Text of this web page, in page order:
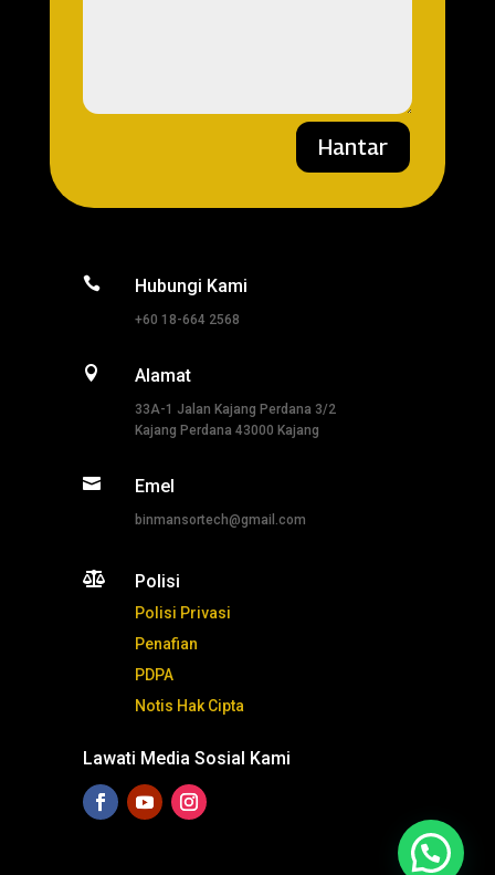
Hantar
 Hubungi Kami
+60 18-664 2568
 Alamat
33A-1 Jalan Kajang Perdana 3/2
Kajang Perdana 43000 Kajang
 Emel
binmansortech@gmail.com
 Polisi
Polisi Privasi
Penafian
PDPA
Notis Hak Cipta
Lawati Media Sosial Kami